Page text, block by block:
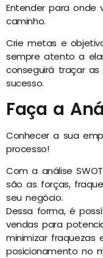
Entender para
caminho.
Crie metas e
sempre atento a
conseguirá traçar
sucesso.
Faça a
Conhecer a sua
processo!
Com a análise
são as forças,
seu negócio.
Dessa forma, é
vendas para
minimizar fraquezas
posicionamento no